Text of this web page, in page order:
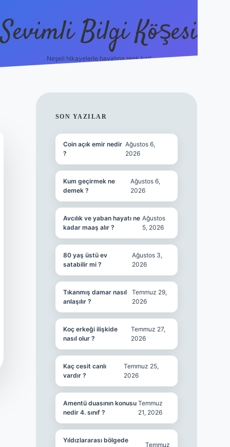
Sevimli Bilgi Köşesi
Neşeli hikayelerle hayatına renk kat!
SIDEBAR
SON YAZILAR
Coin açık emir nedir
?
Ağustos 6,
2026
Kum geçirmek ne
demek ?
Ağustos 6,
2026
Avcılık ve yaban hayatı ne
kadar maaş alır ?
Ağustos
5, 2026
80 yaş üstü ev
satabilir mi ?
Ağustos 3,
2026
Tıkanmış damar nasıl
anlaşılır ?
Temmuz 29,
2026
Koç erkeği ilişkide
nasıl olur ?
Temmuz 27,
2026
Kaç cesit canlı
vardır ?
Temmuz 25,
2026
Amentü duasının konusu
nedir 4. sınıf ?
Temmuz
21, 2026
Yıldızlararası bölgede
Temmuz
https://